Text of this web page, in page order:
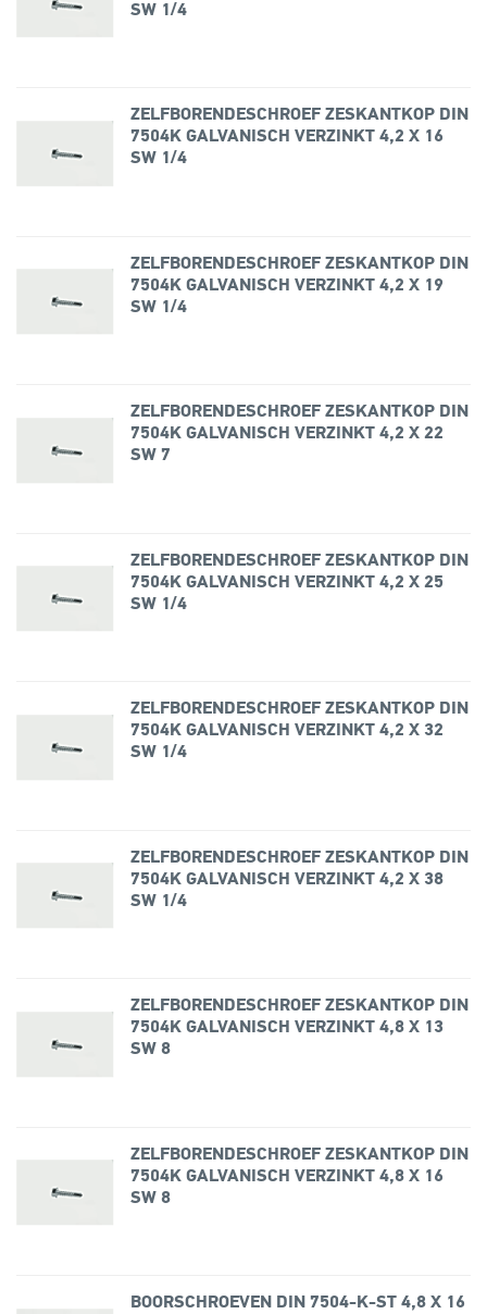
SW 1/4
ZELFBORENDESCHROEF ZESKANTKOP DIN
7504K GALVANISCH VERZINKT 4,2 X 16
SW 1/4
ZELFBORENDESCHROEF ZESKANTKOP DIN
7504K GALVANISCH VERZINKT 4,2 X 19
SW 1/4
ZELFBORENDESCHROEF ZESKANTKOP DIN
7504K GALVANISCH VERZINKT 4,2 X 22
SW 7
ZELFBORENDESCHROEF ZESKANTKOP DIN
7504K GALVANISCH VERZINKT 4,2 X 25
SW 1/4
ZELFBORENDESCHROEF ZESKANTKOP DIN
7504K GALVANISCH VERZINKT 4,2 X 32
SW 1/4
ZELFBORENDESCHROEF ZESKANTKOP DIN
7504K GALVANISCH VERZINKT 4,2 X 38
SW 1/4
ZELFBORENDESCHROEF ZESKANTKOP DIN
7504K GALVANISCH VERZINKT 4,8 X 13
SW 8
ZELFBORENDESCHROEF ZESKANTKOP DIN
7504K GALVANISCH VERZINKT 4,8 X 16
SW 8
BOORSCHROEVEN DIN 7504-K-ST 4,8 X 16